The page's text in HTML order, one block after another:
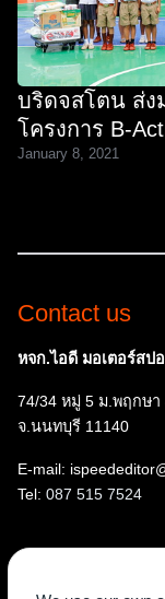
บริดจสโตน ส่
โครงการ B-
January 8, 2021
Contact us
หจก.ไอดี มอเตอร์สป
74/34 หมู่ 5 ม.พฤกษ
จ.นนทบุรี 11140
E-mail:
Tel: 087 515 7524